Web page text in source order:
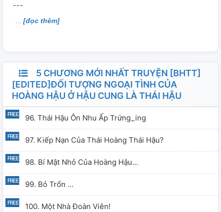
---
[đọc thêm]
5 CHƯƠNG MỚI NHẤT TRUYỆN [BHTT]
[EDITED]ĐỐI TƯỢNG NGOẠI TÌNH CỦA
HOÀNG HẬU Ở HẬU CUNG LÀ THÁI HẬU
96. Thái Hậu Ôn Nhu Ấp Trứng_ing
97. Kiếp Nạn Của Thái Hoàng Thái Hậu?
98. Bí Mật Nhỏ Của Hoàng Hậu...
99. Bỏ Trốn ...
100. Một Nhà Đoàn Viên!